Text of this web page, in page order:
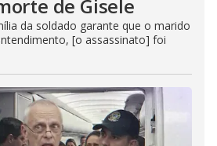
de Gisele
da soldado garante que o marido
[o assassinato] foi